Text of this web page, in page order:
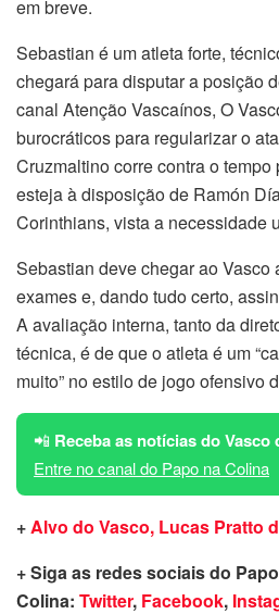
em breve.
Sebastian é um atleta forte,
chegará para disputar a posição
canal Atenção Vascaínos, O
burocráticos para regularizar o
Cruzmaltino corre contra o
esteja à disposição de Ramón
Corinthians, vista a necessidade
Sebastian deve chegar ao Vasco
exames e, dando tudo certo,
A avaliação interna, tanto da
técnica, é de que o atleta é um
muito” no estilo de jogo ofensivo
📲 Receba as notícias do
Entre no canal do Papo na Colina
+Alvo do Vasco, Lucas Pratto
+ Siga as redes sociais do
Colina: Twitter, Facebook,